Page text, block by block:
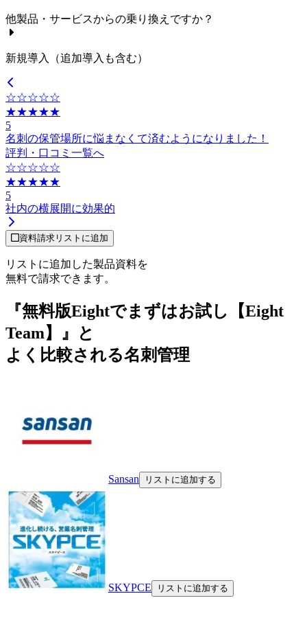
他製品・サービスからの乗り換えですか？
新規導入（追加導入も含む）
☆☆☆☆☆
★★★★★
5
名刺の保管場所に悩まなくて済むようになりました！
評判・口コミ一覧へ
☆☆☆☆☆
★★★★★
5
社内の横展開に効果的
資料請求リストに追加
リストに追加した製品資料を
無料で請求できます。
『無料版Eightでまずはお試し【Eight
Team】』と
よく比較される名刺管理
Sansan リストに追加する
SKYPCE リストに追加する